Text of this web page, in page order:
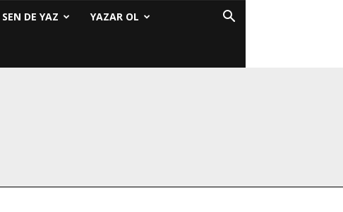
SEN DE YAZ YAZAR OL